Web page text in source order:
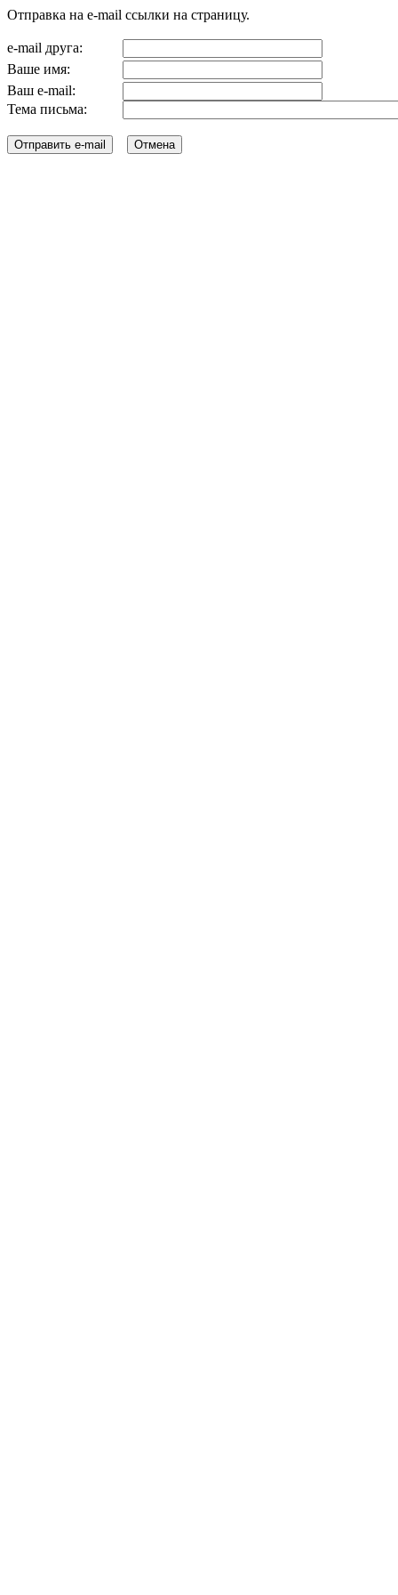
Отправка на e-mail ссылки на страницу.
e-mail друга:
Ваше имя:
Ваш e-mail:
Тема письма: